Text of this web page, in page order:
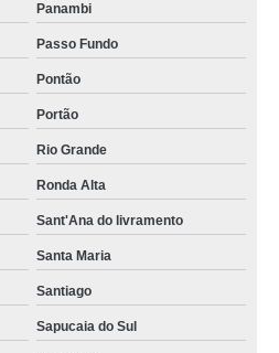
Panambi
Passo Fundo
Pontão
Portão
Rio Grande
Ronda Alta
Sant'Ana do livramento
Santa Maria
Santiago
Sapucaia do Sul